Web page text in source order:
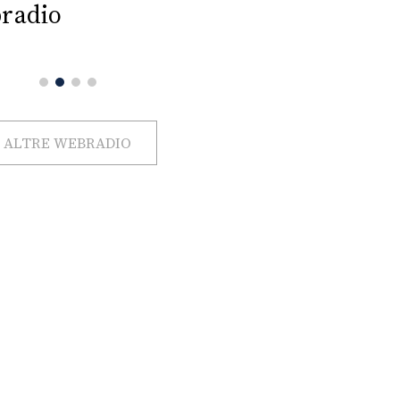
ALTRE WEBRADIO